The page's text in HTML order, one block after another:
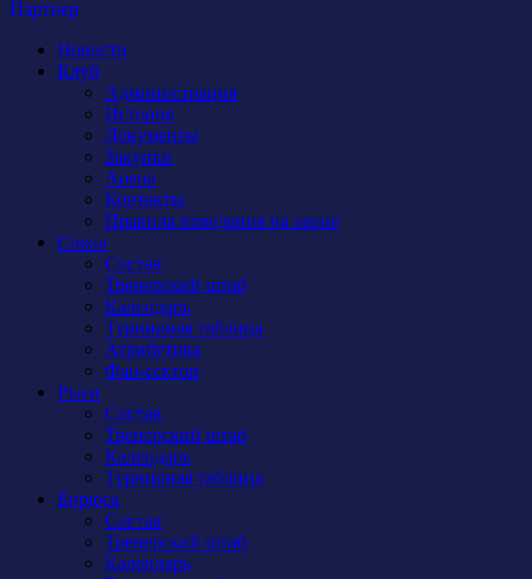
Партнер
Новости
Клуб
Администрация
История
Документы
Закупки
Арена
Контакты
Правила поведения на арене
Сокол
Состав
Тренерский штаб
Календарь
Турнирная таблица
Атрибутика
Фан-сектор
Рыси
Состав
Тренерский штаб
Календарь
Турнирная таблица
Бирюса
Состав
Тренерский штаб
Календарь